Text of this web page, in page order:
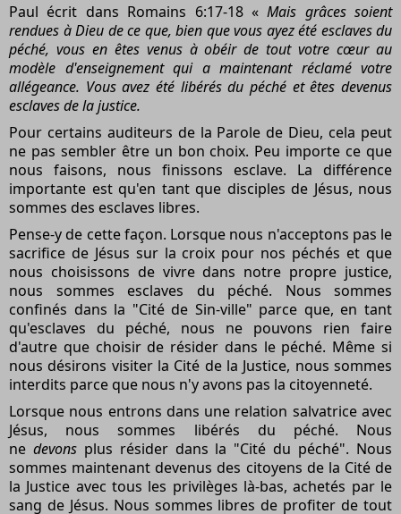
Paul écrit dans Romains 6:17-18 «Mais grâces soient
rendues à Dieu de ce que, bien que vous ayez été esclaves du
péché, vous en êtes venus à obéir de tout votre cœur au
modèle d'enseignement qui a maintenant réclamé votre
allégeance. Vous avez été libérés du péché et êtes devenus
esclaves de la justice.
Pour certains auditeurs de la Parole de Dieu, cela peut
ne pas sembler être un bon choix. Peu importe ce que
nous faisons, nous finissons esclave. La différence
importante est qu'en tant que disciples de Jésus, nous
sommes des esclaves libres.
Pense-y de cette façon. Lorsque nous n'acceptons pas le
sacrifice de Jésus sur la croix pour nos péchés et que
nous choisissons de vivre dans notre propre justice,
nous sommes esclaves du péché. Nous sommes
confinés dans la "Cité de Sin-ville" parce que, en tant
qu'esclaves du péché, nous ne pouvons rien faire
d'autre que choisir de résider dans le péché. Même si
nous désirons visiter la Cité de la Justice, nous sommes
interdits parce que nous n'y avons pas la citoyenneté.
Lorsque nous entrons dans une relation salvatrice avec
Jésus, nous sommes libérés du péché. Nous
ne devonsplus résider dans la "Cité du péché". Nous
sommes maintenant devenus des citoyens de la Cité de
la Justice avec tous les privilèges là-bas, achetés par le
sang de Jésus. Nous sommes libres de profiter de tout